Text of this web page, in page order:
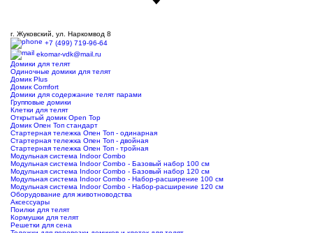
г. Жуковский, ул. Наркомвод 8
+7 (499) 719-96-64
ekomar-vdk@mail.ru
Домики для телят
Одиночные домики для телят
Домик Plus
Домик Comfort
Домики для содержание телят парами
Групповые домики
Клетки для телят
Открытый домик Open Top
Домик Опен Топ стандарт
Стартерная тележка Опен Топ - одинарная
Стартерная тележка Опен Топ - двойная
Стартерная тележка Опен Топ - тройная
Модульная система Indoor Combo
Модульная система Indoor Combo - Базовый набор 100 см
Модульная система Indoor Combo - Базовый набор 120 см
Модульная система Indoor Combo - Набор-расширение 100 см
Модульная система Indoor Combo - Набор-расширение 120 см
Оборудование для животноводства
Аксессуары
Поилки для телят
Кормушки для телят
Решетки для сена